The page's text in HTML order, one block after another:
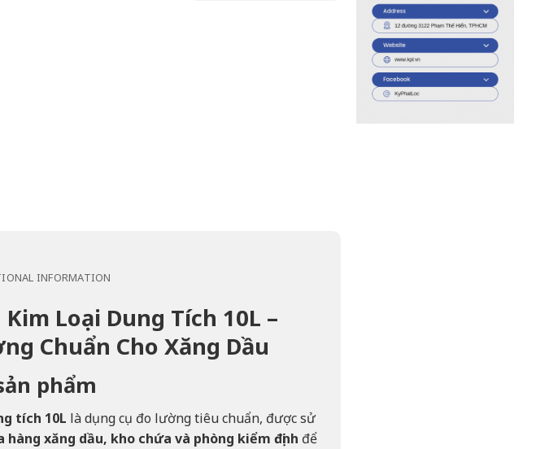
INFORMATION
Loại Dung Tích 10L –
Chuẩn Cho Xăng Dầu
phẩm
tích 10L là dụng cụ đo lường tiêu chuẩn, được sử
hàng xăng dầu, kho chứa và phòng kiểm định để